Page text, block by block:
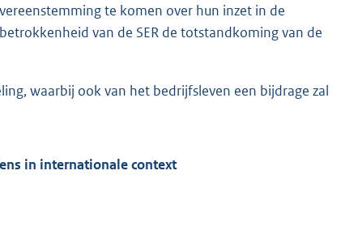
te komen over hun inzet in de
van de SER de totstandkoming van de
waarbij ook van het bedrijfsleven een bijdrage zal
in internationale context